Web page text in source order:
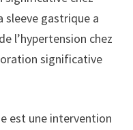
sleeve gastrique a
l’hypertension chez
significative
est une intervention